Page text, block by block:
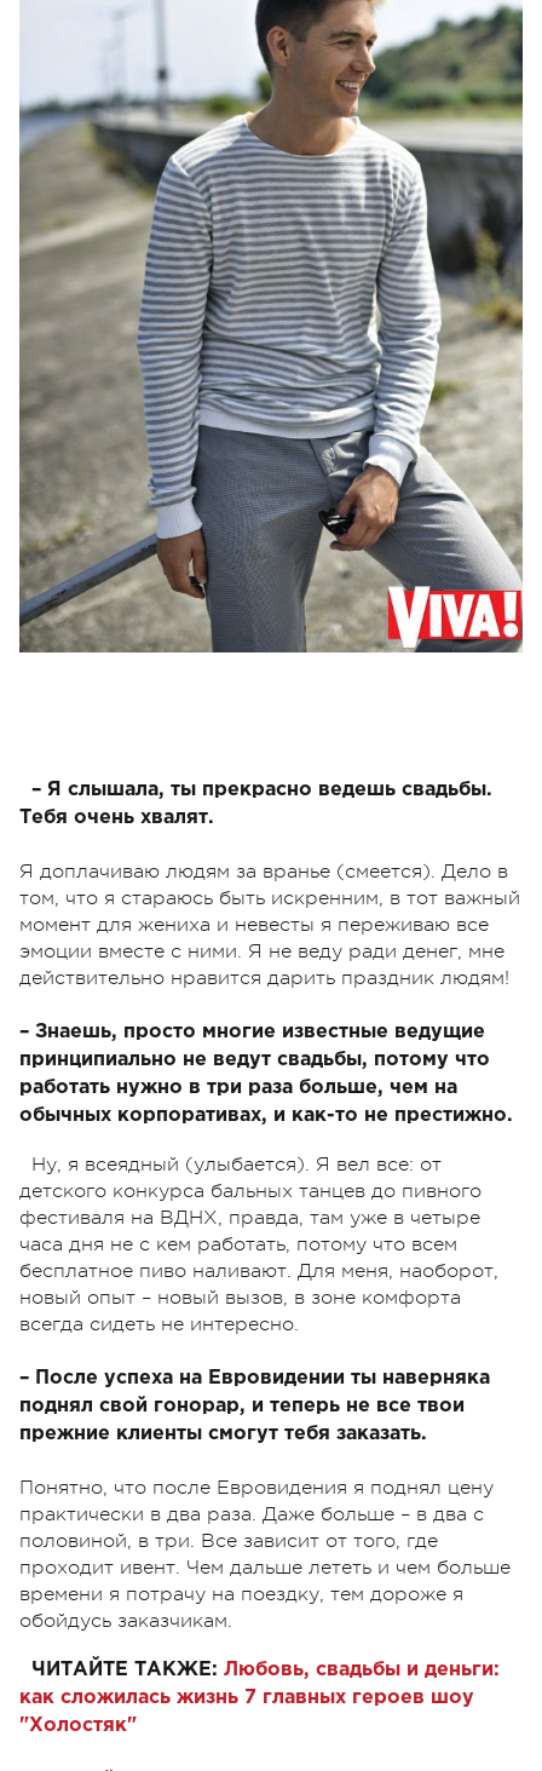
– Я слышала, ты прекрасно ведешь свадьбы.
Тебя очень хвалят.
Я доплачиваю людям за вранье (смеется). Дело в
том, что я стараюсь быть искренним, в тот важный
момент для жениха и невесты я переживаю все
эмоции вместе с ними. Я не веду ради денег, мне
действительно нравится дарить праздник людям!
– Знаешь, просто многие известные ведущие
принципиально не ведут свадьбы, потому что
работать нужно в три раза больше, чем на
обычных корпоративах, и как-то не престижно.
Ну, я всеядный (улыбается). Я вел все: от
детского конкурса бальных танцев до пивного
фестиваля на ВДНХ, правда, там уже в четыре
часа дня не с кем работать, потому что всем
бесплатное пиво наливают. Для меня, наоборот,
новый опыт – новый вызов, в зоне комфорта
всегда сидеть не интересно.
– После успеха на Евровидении ты наверняка
поднял свой гонорар, и теперь не все твои
прежние клиенты смогут тебя заказать.
Понятно, что после Евровидения я поднял цену
практически в два раза. Даже больше – в два с
половиной, в три. Все зависит от того, где
проходит ивент. Чем дальше лететь и чем больше
времени я потрачу на поездку, тем дороже я
обойдусь заказчикам.
ЧИТАЙТЕ ТАКЖЕ: Любовь, свадьбы и деньги:
как сложилась жизнь 7 главных героев шоу
"Холостяк"